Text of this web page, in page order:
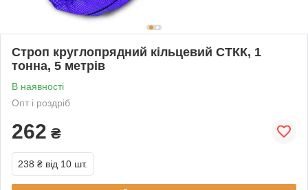
Строп круглопрядний кільцевий СТКК, 1
тонна, 5 метрів
В наявності
Опт і роздріб
262 ₴
238 ₴ від 10 шт.